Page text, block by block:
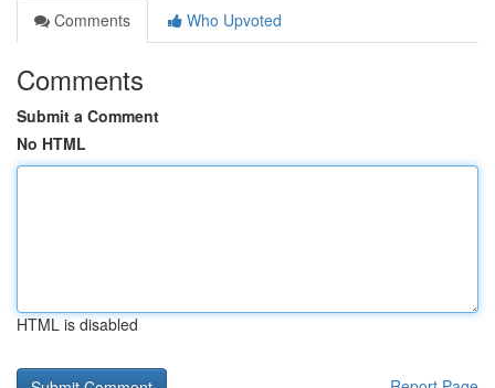
Comments
Who Upvoted
Comments
Submit a Comment
No HTML
HTML is disabled